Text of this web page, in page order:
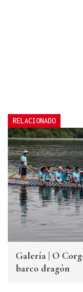
RELACIONADO
Galería | O
barco dragón